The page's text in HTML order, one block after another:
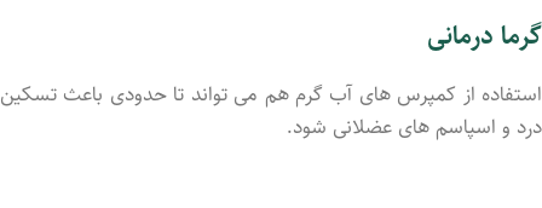
گرما درمانی
استفاده از کمپرس های آب گرم هم می تواند تا حدودی باعث تسکین
درد و اسپاسم های عضلانی شود.